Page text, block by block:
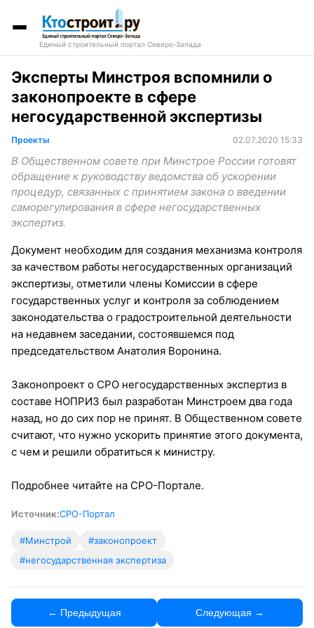
Единый строительный портал Северо-Запада
Эксперты Минстроя вспомнили о
законопроекте в сфере
негосударственной экспертизы
Проекты 02.07.2020 15:33
В Общественном совете при Минстрое России готовят
обращение к руководству ведомства об ускорении
процедур, связанных с принятием закона о введении
саморегулирования в сфере негосударственных
экспертиз.
Документ необходим для создания механизма контроля
за качеством работы негосударственных организаций
экспертизы, отметили члены Комиссии в сфере
государственных услуг и контроля за соблюдением
законодательства о градостроительной деятельности
на недавнем заседании, состоявшемся под
председательством Анатолия Воронина.
Законопроект о СРО негосударственных экспертиз в
составе НОПРИЗ был разработан Минстроем два года
назад, но до сих пор не принят. В Общественном совете
считают, что нужно ускорить принятие этого документа,
с чем и решили обратиться к министру.
Подробнее читайте на СРО-Портале.
Источник:СРО-Портал
#Минстрой
#законопроект
#негосударственная экспертиза
← Предыдущая Следующая →